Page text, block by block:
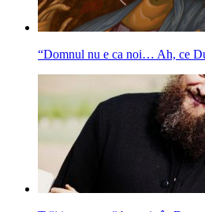
“Domnul nu e ca noi… Ah, ce